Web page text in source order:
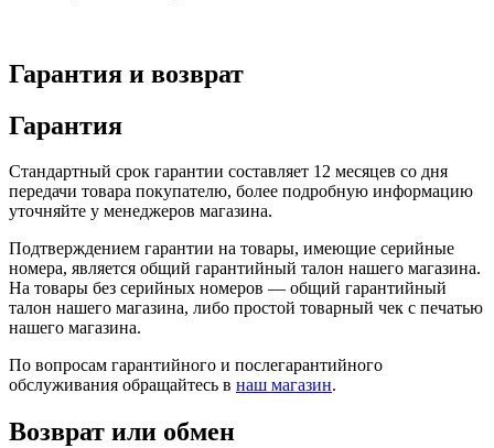
Гарантия и возврат
Гарантия
Стандартный срок гарантии составляет 12 месяцев со дня
передачи товара покупателю, более подробную информацию
уточняйте у менеджеров магазина.
Подтверждением гарантии на товары, имеющие серийные
номера, является общий гарантийный талон нашего магазина.
На товары без серийных номеров — общий гарантийный
талон нашего магазина, либо простой товарный чек с печатью
нашего магазина.
По вопросам гарантийного и послегарантийного
обслуживания обращайтесь в наш магазин.
Возврат или обмен